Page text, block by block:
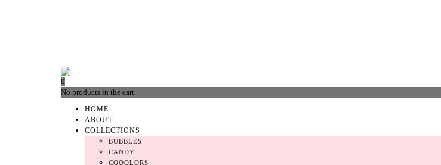
0
No products in the cart.
HOME
ABOUT
COLLECTIONS
BUBBLES
CANDY
COOOLORS